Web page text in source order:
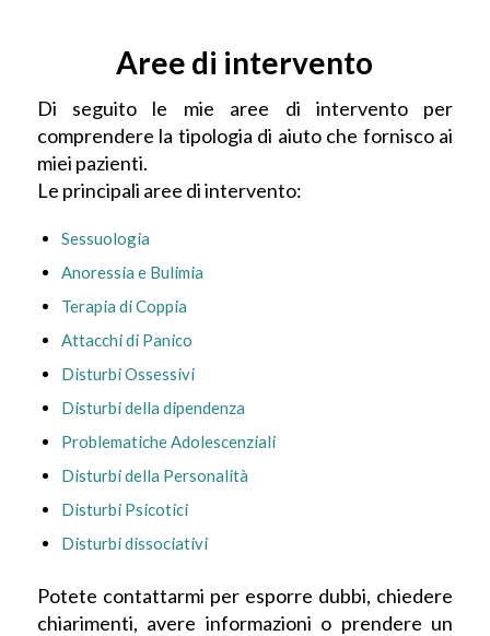
Aree di intervento
Di seguito le mie aree di intervento per
comprendere la tipologia di aiuto che fornisco ai
miei pazienti.
Le principali aree di intervento:
Sessuologia
Anoressia e Bulimia
Terapia di Coppia
Attacchi di Panico
Disturbi Ossessivi
Disturbi della dipendenza
Problematiche Adolescenziali
Disturbi della Personalità
Disturbi Psicotici
Disturbi dissociativi
Potete contattarmi per esporre dubbi, chiedere
chiarimenti, avere informazioni o prendere un